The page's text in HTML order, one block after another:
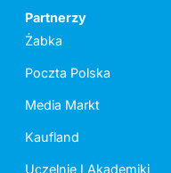
Partnerzy
Żabka
Poczta Polska
Media Markt
Kaufland
Uczelnie I Akademiki